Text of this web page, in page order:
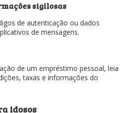
sigilosas
de autenticação ou dados
de mensagens.
de um empréstimo pessoal, leia
taxas e informações do
idosos